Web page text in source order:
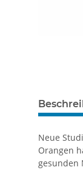
Neue
Orangen
gesunden